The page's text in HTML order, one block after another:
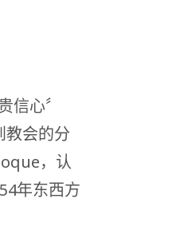
心〞
教会的分
，认
年东西方